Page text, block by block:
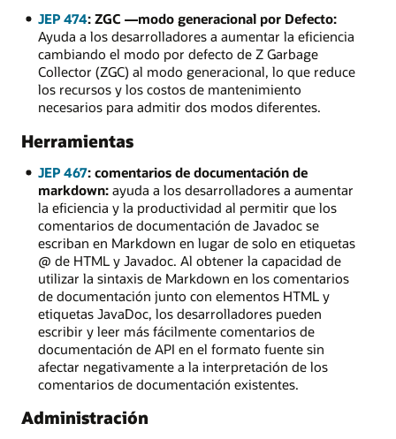
JEP 474: ZGC —modo generacional por Defecto:
Ayuda a los desarrolladores a aumentar la eficiencia
cambiando el modo por defecto de Z Garbage
Collector (ZGC) al modo generacional, lo que reduce
los recursos y los costos de mantenimiento
necesarios para admitir dos modos diferentes.
Herramientas
JEP 467: comentarios de documentación de
markdown:ayuda a los desarrolladores a aumentar
la eficiencia y la productividad al permitir que los
comentarios de documentación de Javadoc se
escriban en Markdown en lugar de solo en etiquetas
@ de HTML y Javadoc. Al obtener la capacidad de
utilizar la sintaxis de Markdown en los comentarios
de documentación junto con elementos HTML y
etiquetas JavaDoc, los desarrolladores pueden
escribir y leer más fácilmente comentarios de
documentación de API en el formato fuente sin
afectar negativamente a la interpretación de los
comentarios de documentación existentes.
Administración